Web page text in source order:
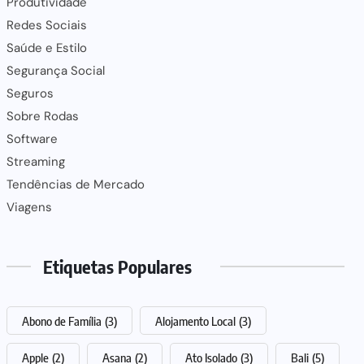
Redes Sociais
Saúde e Estilo
Segurança Social
Seguros
Sobre Rodas
Software
Streaming
Tendências de Mercado
Viagens
Etiquetas Populares
Abono de Família (3) Alojamento Local (3)
Apple (2) Asana (2) Ato Isolado (3) Bali (5)